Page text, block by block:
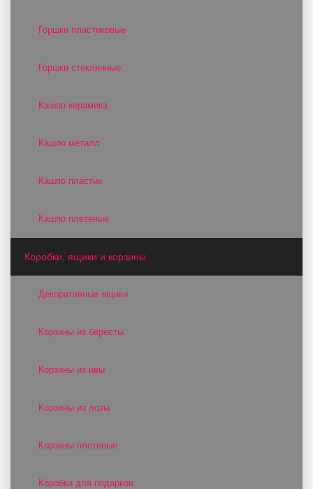
Горшки пластиковые
Горшки стеклянные
Кашпо керамика
Кашпо металл
Кашпо пластик
Кашпо плетеные
Коробки, ящики и корзины
Декоративные ящики
Корзины из бересты
Корзины из ивы
Корзины из лозы
Корзины плетеные
Коробки для подарков